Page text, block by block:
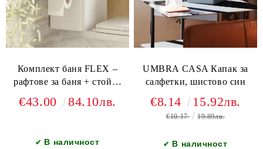
Комплект баня FLEX –
рафтове за баня + стойка
за тоалетна хартия +
уловител за коса
€43.00 84.10лв.
✔ В наличност
UMBRA CASA Капак за
салфетки, шистово син
€8.14 15.92лв.
€10.17 19.89лв.
✔ В наличност